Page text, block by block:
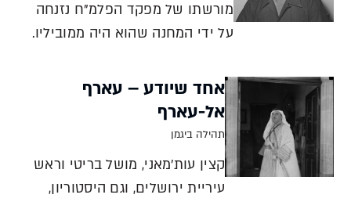
בראשית 1930, נחנך בטקס גדול ו
מורשתו של מפקד הפלמ"ח נזנחה
על ידי המחנה שהוא היה ממוביליו.
שדחף בכל מאודו ליוזמה צבאית
ומדינית ישראלית, והזהיר מפני
הסכנה הגלומה בייצוב גבולות
שקשה להגן עליהם. סיפורו של יגאל
אלון אהוד מנור על רקע ה
אחד שיודע – עארף
אל-עארף
תהילה ביגמן
קצין עות'מאני, מושל בריטי וראש
עיריית ירושלים, וגם היסטוריון,